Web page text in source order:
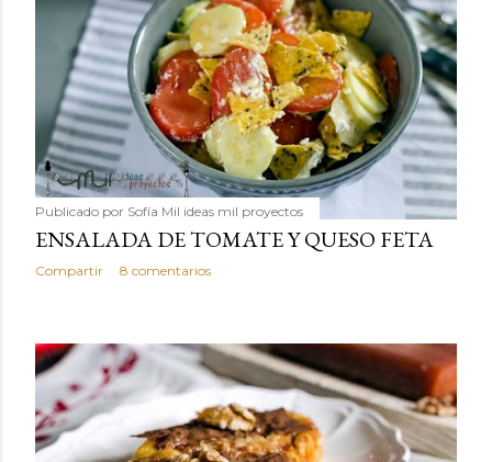
Publicado por Sofía Mil ideas mil proyectos
ENSALADA DE TOMATE Y QUESO FETA
Compartir 8 comentarios